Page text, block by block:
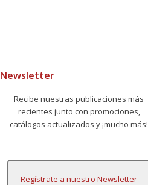
Newsletter
Recibe nuestras publicaciones más
recientes junto con promociones,
catálogos actualizados y ¡mucho más!
Regístrate a nuestro Newsletter